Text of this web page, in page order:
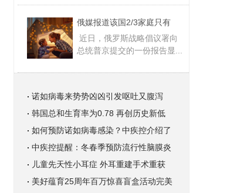
俄媒报道该国2/3家庭只有
近日，俄罗斯战略倡议署向
总统普京提交的一份报告显...
诺如病毒来势势凶凶引发呕吐又腹泻
韩国总和生育率为0.78 再创历史新低
如何预防诺如病毒感染？中疾控介绍了
中疾控提醒：冬春季预防流行性脑膜炎
儿童先天性小耳症 外耳重建手术重获
美好蕴育25周年百万惊喜盲盒活动完美